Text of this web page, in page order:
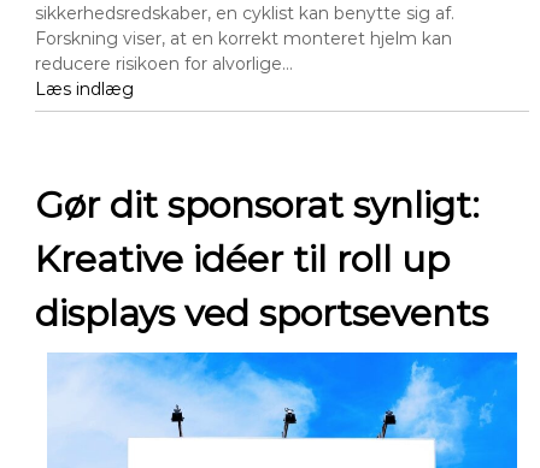
sikkerhedsredskaber, en cyklist kan benytte sig af.
Forskning viser, at en korrekt monteret hjelm kan
reducere risikoen for alvorlige…
Læs indlæg
Gør dit sponsorat synligt:
Kreative idéer til roll up
displays ved sportsevents